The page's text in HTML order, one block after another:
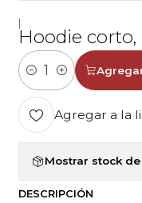
Hoodie corto,
Cantidad
Agregar a la
Mostrar stock
DESCRIPCIÓN